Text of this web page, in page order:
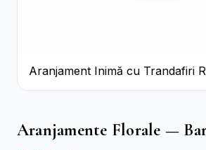
Aranjament Inimă cu Trandafiri
și Floarea Miresei
Aranjamente Florale —